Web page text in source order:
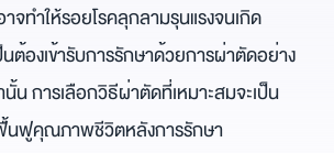
จทำให้รอยโรคลุกลามรุนแรงจนเกิด
ต้องเข้ารับการรักษาด้วยการผ่าตัดอย่าง
นั้น การเลือกวิธีผ่าตัดที่เหมาะสมจะเป็น
นฟูคุณภาพชีวิตหลังการรักษา